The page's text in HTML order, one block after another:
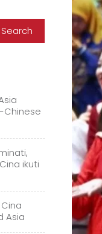
Search
Chinese
ikuti
Asia